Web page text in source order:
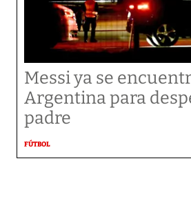
Messi ya se
Argentina para
padre
FÚTBOL